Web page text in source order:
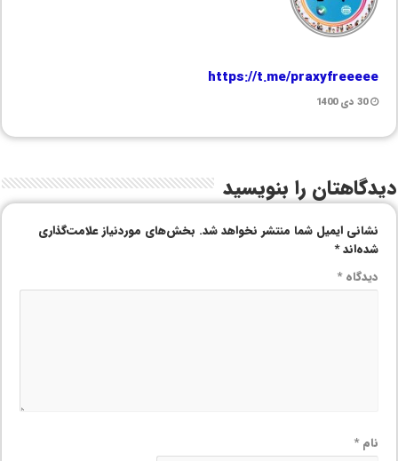
https://t.me/praxyfreeeee
30 دی 1400
دیدگاهتان را بنویسید
نشانی ایمیل شما منتشر نخواهد شد. بخش‌های موردنیاز علامت‌گذاری
شده‌اند*
دیدگاه*
نام*